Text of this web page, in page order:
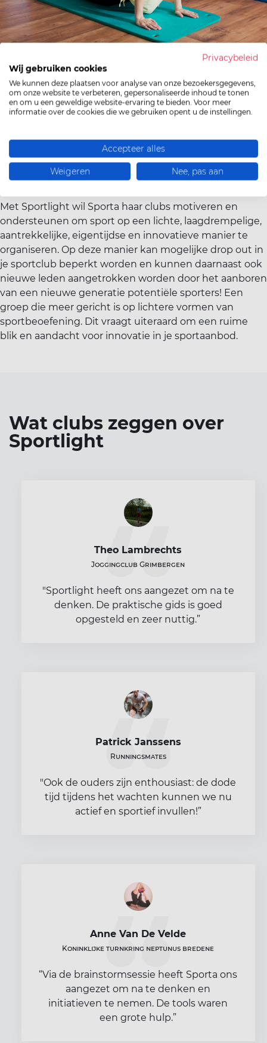
Waarom een vernieuwend
sportaanbod ontwikkelen?
wanneer ze sporten, hoe intensief en met welk doel,
net zoals waar ze willen sporten en hoe vaak ze dat
doen. ‌
‌‌Met Sportlight wil Sporta haar clubs motiveren en
ondersteunen om sport op een lichte, laagdrempelige,
aantrekkelijke, eigentijdse en innovatieve manier te
organiseren. Op deze manier kan mogelijke drop out in
je sportclub beperkt worden en kunnen daarnaast ook
nieuwe leden aangetrokken worden door het aanboren
van een nieuwe generatie potentiële sporters! Een
groep die meer gericht is op lichtere vormen van
sportbeoefening. Dit vraagt uiteraard om een ruime
blik en aandacht voor innovatie in je sportaanbod.
Wat clubs zeggen over
Sportlight
Theo Lambrechts
Joggingclub Grimbergen
"Sportlight heeft ons aangezet om na te
denken. De praktische gids is goed
opgesteld en zeer nuttig.”
Patrick Janssens
Runningsmates
"Ook de ouders zijn enthousiast: de dode
tijd tijdens het wachten kunnen we nu
actief en sportief invullen!”
Anne Van De Velde
Koninklijke turnkring neptunus bredene
“Via de brainstormsessie heeft Sporta ons
aangezet om na te denken en
initiatieven te nemen. De tools waren
een grote hulp.”
Privacybeleid
Wij gebruiken cookies
We kunnen deze plaatsen voor analyse van onze bezoekersgegevens,
om onze website te verbeteren, gepersonaliseerde inhoud te tonen
en om u een geweldige website-ervaring te bieden. Voor meer
informatie over de cookies die we gebruiken opent u de instellingen.
Accepteer alles
Weigeren Nee, pas aan